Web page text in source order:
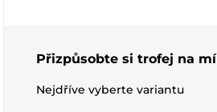
Přizpůsobte si trofej na
Nejdříve vyberte variantu